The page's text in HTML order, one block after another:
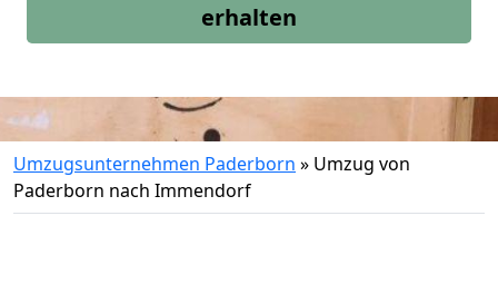
erhalten
Umzugsunternehmen Paderborn » Umzug von
Paderborn nach Immendorf